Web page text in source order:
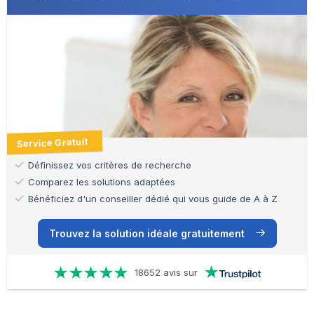
Service Gratuit
Définissez vos critères de recherche
Comparez les solutions adaptées
Bénéficiez d'un conseiller dédié qui vous guide de A à Z
Trouvez la solution idéale gratuitement
18652 avis sur